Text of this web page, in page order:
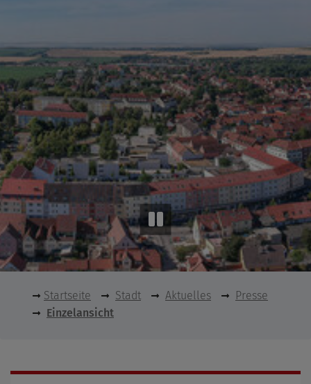
Startseite Stadt Aktuelles
Presse
Einzelansicht